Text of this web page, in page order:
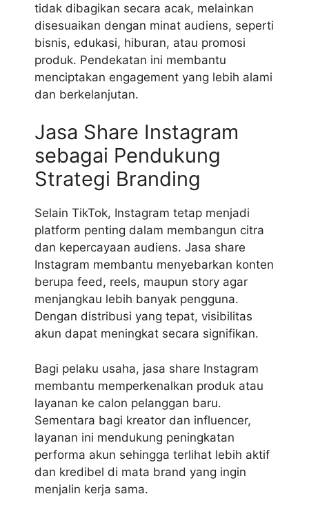
tidak dibagikan secara acak, melainkan
disesuaikan dengan minat audiens, seperti
bisnis, edukasi, hiburan, atau promosi
produk. Pendekatan ini membantu
menciptakan engagement yang lebih alami
dan berkelanjutan.
Jasa Share Instagram
sebagai Pendukung
Strategi Branding
Selain TikTok, Instagram tetap menjadi
platform penting dalam membangun citra
dan kepercayaan audiens. Jasa share
Instagram membantu menyebarkan konten
berupa feed, reels, maupun story agar
menjangkau lebih banyak pengguna.
Dengan distribusi yang tepat, visibilitas
akun dapat meningkat secara signifikan.
Bagi pelaku usaha, jasa share Instagram
membantu memperkenalkan produk atau
layanan ke calon pelanggan baru.
Sementara bagi kreator dan influencer,
layanan ini mendukung peningkatan
performa akun sehingga terlihat lebih aktif
dan kredibel di mata brand yang ingin
menjalin kerja sama.